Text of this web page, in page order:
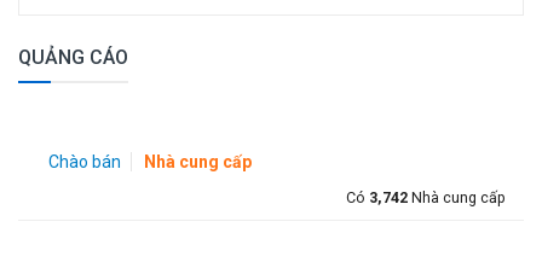
QUẢNG CÁO
Chào bán Nhà cung cấp
Có 3,742 Nhà cung cấp